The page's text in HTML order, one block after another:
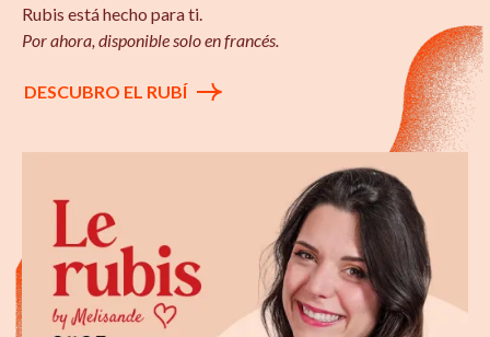
Rubis está hecho para ti.
Por ahora, disponible solo en francés.
DESCUBRO EL RUBÍ